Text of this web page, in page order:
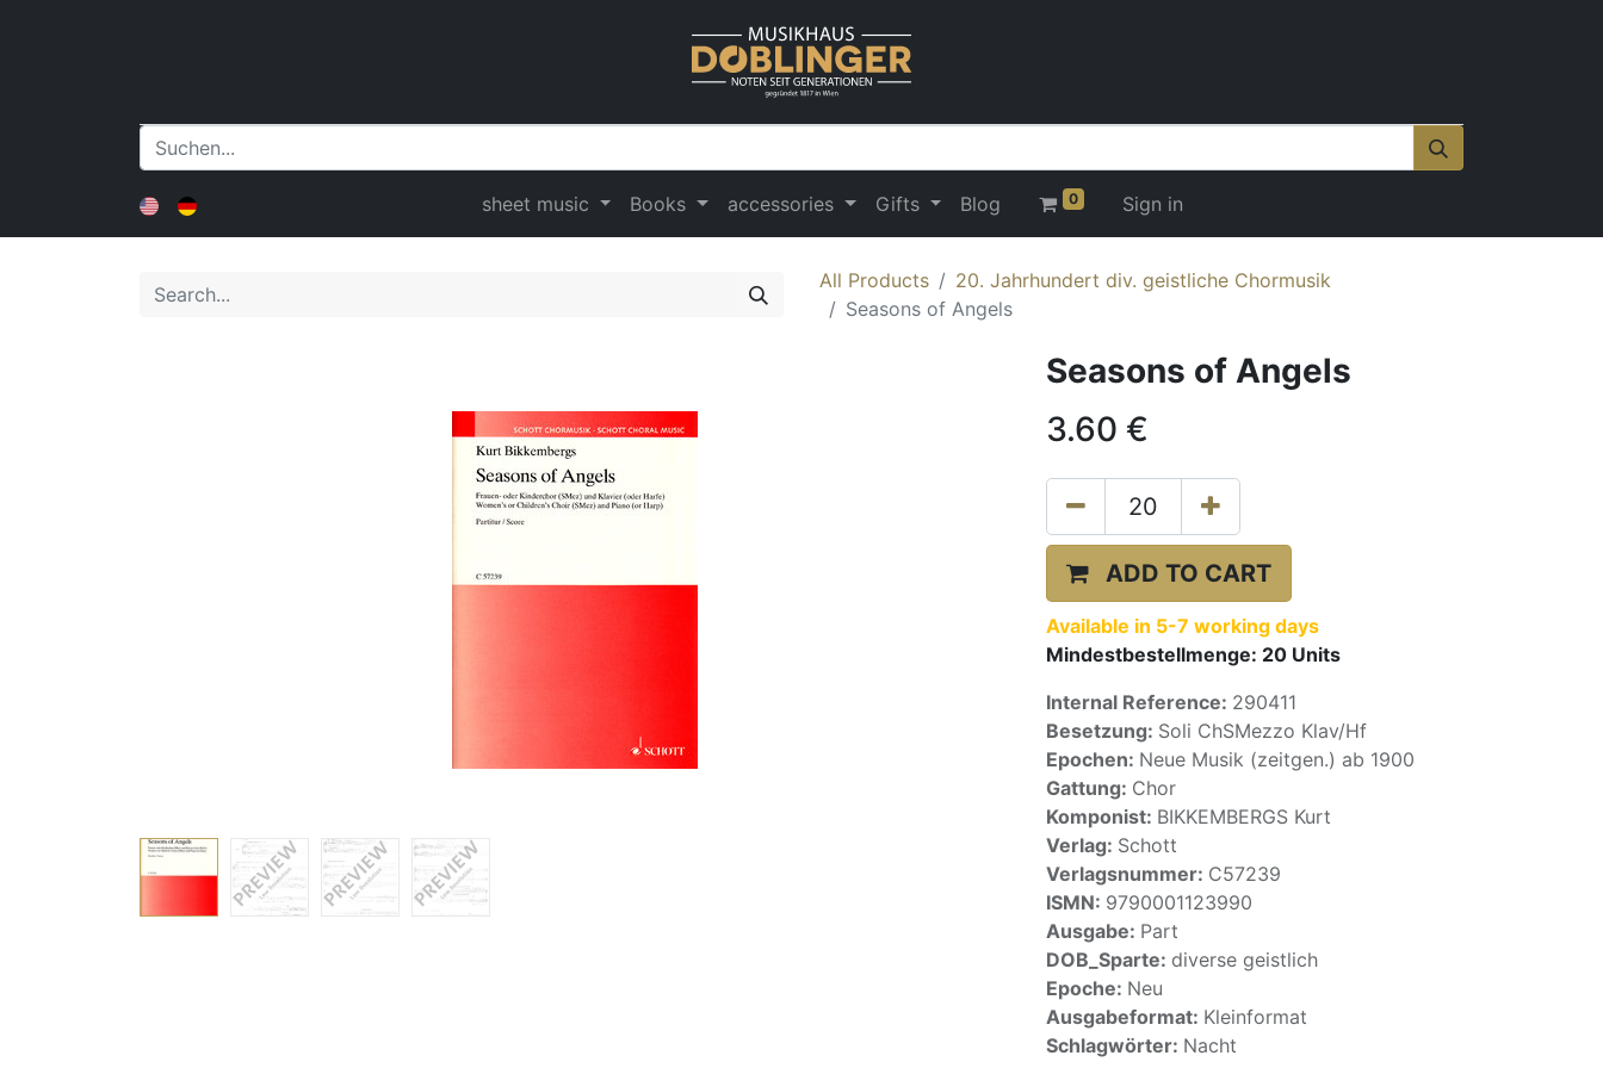
sheet music Books accessories Gifts Blog 0 Sign in
All Products
20. Jahrhundert div. geistliche Chormusik
Seasons of Angels
Seasons of Angels
3.60 €
ADD TO CART
Available in 5-7 working days
Mindestbestellmenge: 20 Units
Internal Reference: 290411
Besetzung: Soli ChSMezzo Klav/Hf
Epochen: Neue Musik (zeitgen.) ab 1900
Gattung: Chor
Komponist: BIKKEMBERGS Kurt
Verlag: Schott
Verlagsnummer: C57239
ISMN: 9790001123990
Ausgabe: Part
DOB_Sparte: diverse geistlich
Epoche: Neu
Ausgabeformat: Kleinformat
Schlagwörter: Nacht